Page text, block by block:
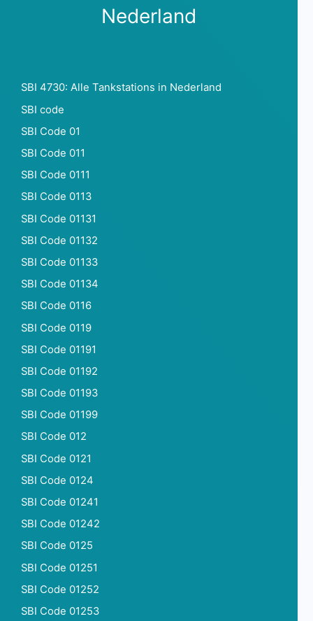
Nederland
SBI 4730: Alle Tankstations in Nederland
SBI code
SBI Code 01
SBI Code 011
SBI Code 0111
SBI Code 0113
SBI Code 01131
SBI Code 01132
SBI Code 01133
SBI Code 01134
SBI Code 0116
SBI Code 0119
SBI Code 01191
SBI Code 01192
SBI Code 01193
SBI Code 01199
SBI Code 012
SBI Code 0121
SBI Code 0124
SBI Code 01241
SBI Code 01242
SBI Code 0125
SBI Code 01251
SBI Code 01252
SBI Code 01253